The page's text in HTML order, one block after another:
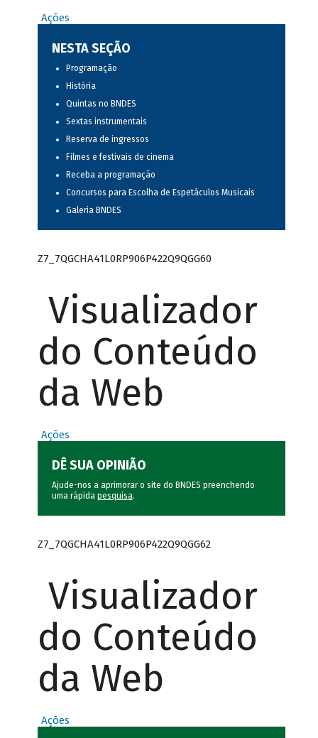
Ações
NESTA SEÇÃO
Programação
História
Quintas no BNDES
Sextas instrumentais
Reserva de ingressos
Filmes e festivais de cinema
Receba a programação
Concursos para Escolha de Espetáculos Musicais
Galeria BNDES
Z7_7QGCHA41L0RP906P422Q9QGG60
Visualizador
do Conteúdo
da Web
Ações
DÊ SUA OPINIÃO
Ajude-nos a aprimorar o site do BNDES preenchendo
uma rápida pesquisa.
Z7_7QGCHA41L0RP906P422Q9QGG62
Visualizador
do Conteúdo
da Web
Ações